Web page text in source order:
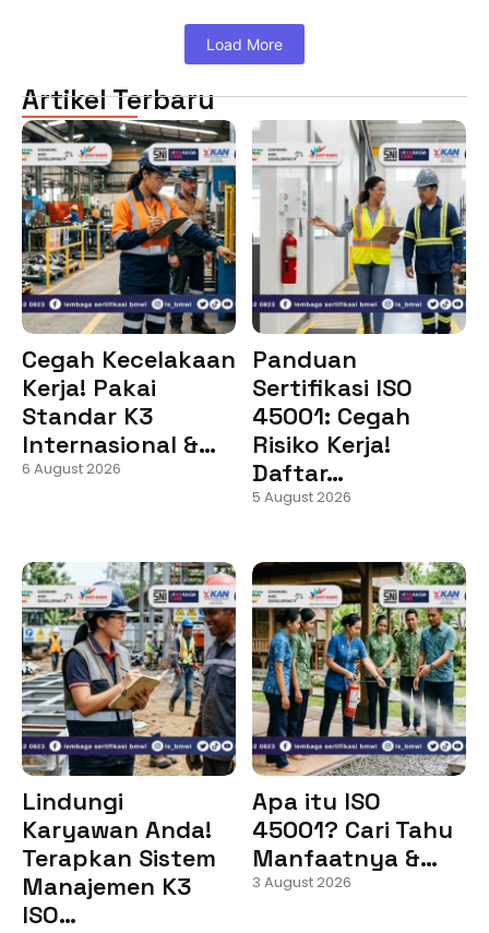
Load More
Artikel Terbaru
Cegah Kecelakaan
Kerja! Pakai
Standar K3
Internasional &…
6 August 2026
Panduan
Sertifikasi ISO
45001: Cegah
Risiko Kerja!
Daftar…
5 August 2026
Lindungi
Karyawan Anda!
Terapkan Sistem
Manajemen K3
ISO…
Apa itu ISO
45001? Cari Tahu
Manfaatnya &…
3 August 2026